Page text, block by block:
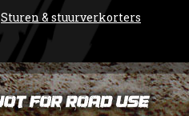
Sturen & stuurverkorters